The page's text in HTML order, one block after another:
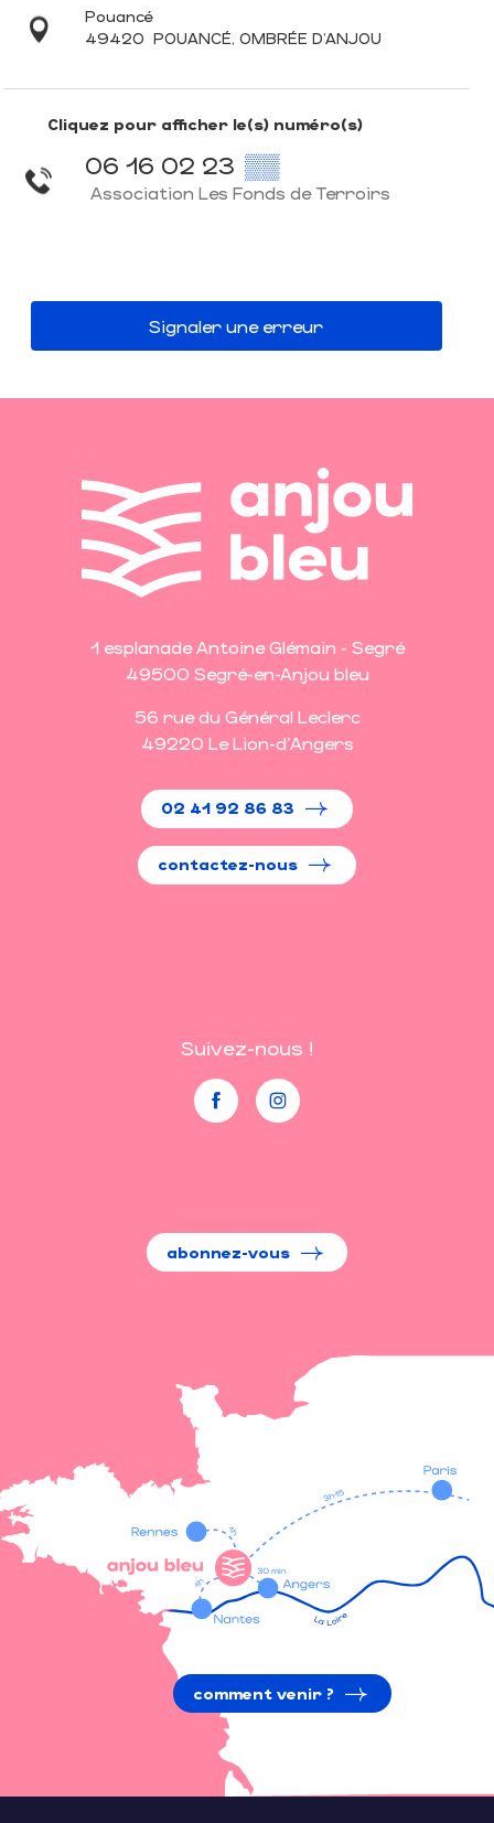
Pouancé
49420 POUANCÉ, OMBRÉE D'ANJOU
Cliquez pour afficher le(s) numéro(s)
06 16 02 23 ▒▒
Association Les Fonds de Terroirs
Signaler une erreur
1 esplanade Antoine Glémain - Segré
49500 Segré-en-Anjou bleu
56 rue du Général Leclerc
49220 Le Lion-d'Angers
02 41 92 86 83
contactez-nous
Suivez-nous !
abonnez-vous
comment venir ?